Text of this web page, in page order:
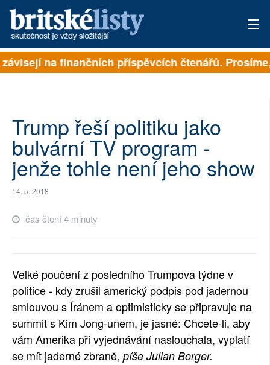
PŘIHLÁSIT
ARCHIV
ROZHOVORY
TÉMATA
SOCIÁLNÍ SÍTĚ
RUBRIKY
PLNÁ VERZE STRÁNEK
na finančních příspěvcích čtenářů.
Trump řeší politiku jako
bulvární TV program -
jenže tohle není jeho show
14. 5. 2018
čas čtení 4 minuty
Velké poučení z posledního Trumpova týdne v
politice - kdy zrušil americký podpis pod jadernou
smlouvou s Íránem a optimisticky se připravuje na
summit s Kim Jong-unem, je jasné: Chcete-li, aby
vám Amerika při vyjednávání naslouchala, vyplatí
se mít jaderné zbraně, píše Julian Borger.